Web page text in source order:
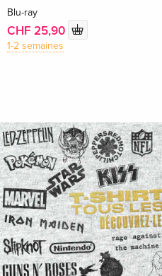
Blu-ray
CHF 25,90
1-2 semaines